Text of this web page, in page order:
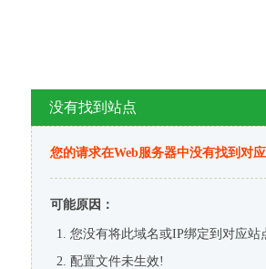
没有找到站点
您的请求在Web服务器中没有找到对
可能原因：
您没有将此域名或IP绑定到对应站
配置文件未生效!